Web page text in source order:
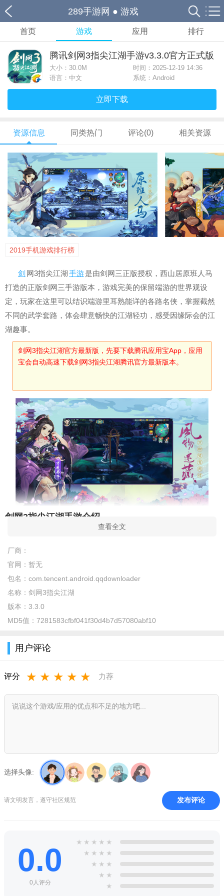
289手游网 ● 游戏
首页 游戏 应用 排行
腾讯剑网3指尖江湖手游v3.3.0官方正式版
大小： 30.0M
时间：2025-12-19 14:36
语言：中文
系统：Android
立即下载
资源信息 同类热门 评论(0) 相关资源
2019手机游戏排行榜
剑 网3指尖江湖手游是由剑网三正版授权，西山居原班人马
打造的正版剑网三手游版本，游戏完美的保留端游的世界观设
定，玩家在这里可以结识端游里耳熟能详的各路名侠，掌握截然
不同的武学套路，体会肆意畅快的江湖轻功，感受因缘际会的江
湖趣事。
剑网3指尖江湖官方最新版，先要下载腾讯应用宝App，应用
宝会自动高速下载剑网3指尖江湖腾讯官方最新版本。
剑网3指尖江湖手游介绍
制作，
围绕“源于IP，忠于IP”的核心研发理念以及对于中华传统武侠文化
的传承，以全新的美术及表现方式来展现端游中的经典场景、门
派以及世界观剧情，个性鲜明的大唐群侠也将以全新的方式在手
游中与玩家相见。
剑网3指尖江湖手游特色
【原班人马 经典剑侠重塑】
恍惚烽烟落，蓦然缘起时。剑网3官方正统IP续作《剑网3：指尖
江湖》完美保留端游世界观设定的同时，将时间线前移5年，保留
侠云集的专属于你的剑网3指尖江湖。
【江湖绘卷 沉醉国风画境】
纤手破画境，飒沓寻少年。在画面以及整体美学上，游戏采用了
国风画面进行呈现，配合千变天气、昼夜晴雨的变化等每一个细
【风物迷藏 万物皆有闲情】
煮酒歌年少，游乐颂逍遥。钓鱼、秋千、宴席共赏，闲情逸趣中
品百味人生。掏鸟窝、摸鱼赶小
查看全文
厂商：
官网： 暂无
包名： com.tencent.android.qqdownloader
名称： 剑网3指尖江湖
版本： 3.3.0
MD5值： 7281583cfbf041f30d4b7d57080abf10
用户评论
评分 ★ ★ ★ ★ ★ 力荐
选择头像:
请文明发言，遵守社区规范 发布评论
0.0
0人评分
★ ★ ★ ★ ★
★ ★ ★ ★
★ ★ ★
★ ★
★